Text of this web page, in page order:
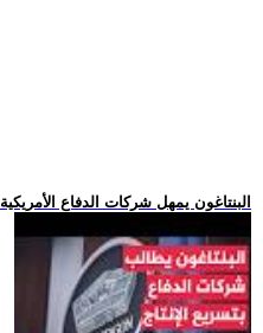
.. البنتاغون يمهل شركات الدفاع الأمريكية 21 يوما لتقديم خطط تسر